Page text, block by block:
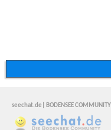
seechat.de| BODENSEE COMMUNITY